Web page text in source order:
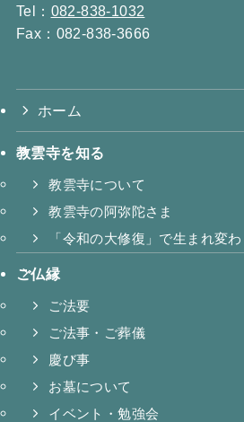
Tel： 082-838-1032
Fax：082-838-3666
ホーム
教雲寺を知る
教雲寺について
教雲寺の阿弥陀さま
「令和の大修復」で生まれ変
ご仏縁
ご法要
ご法事・ご葬儀
慶び事
お墓について
イベント・勉強会